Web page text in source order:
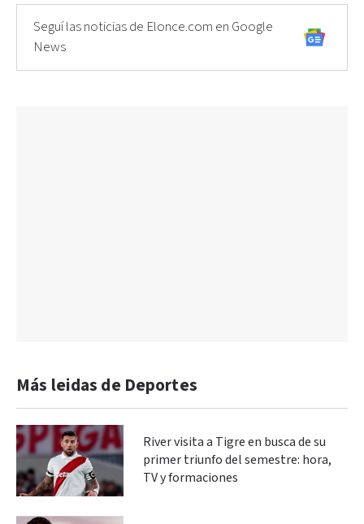
Seguí las noticias de Elonce.com en Google
News
Más leidas de Deportes
River visita a Tigre en busca de su
primer triunfo del semestre: hora,
TV y formaciones